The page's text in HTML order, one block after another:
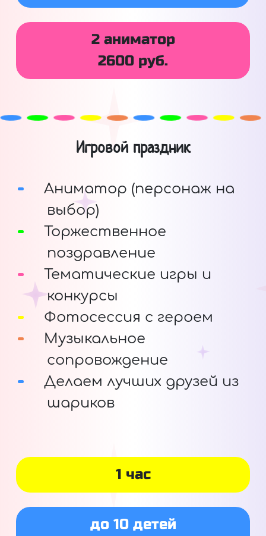
2 аниматор
2600 руб.
Игровой праздник
Аниматор (персонаж на
выбор)
Торжественное
поздравление
Тематические игры и
конкурсы
Фотосессия с героем
Музыкальное
сопровождение
Делаем лучших друзей из
шариков
1 час
до 10 детей